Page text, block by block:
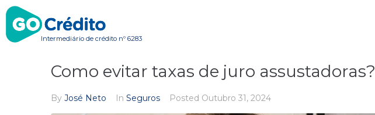
Intermediário de crédito nº 6283
Como evitar taxas de juro assustadoras?
By José Neto In Seguros Posted Outubro 31, 2024